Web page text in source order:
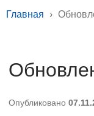
Главная
Опубликовано